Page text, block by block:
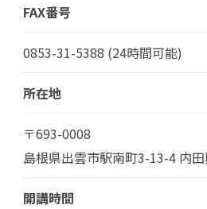
FAX番号
0853-31-5388 (24時間可能)
所在地
〒693-0008
島根県出雲市駅南町3-13-4 内
開講時間